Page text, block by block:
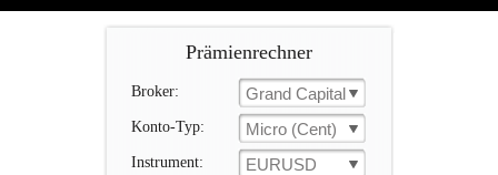
Prämienrechner
Broker: Grand Capital
Konto-Typ: Micro (Cent)
Instrument: EURUSD